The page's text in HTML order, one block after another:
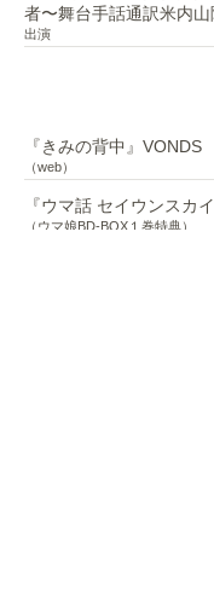
者〜舞台手話通訳米内山
出演
『きみの背中』VONDS
（web）
『ウマ話 セイウンスカイ
（ウマ娘BD-BOX１巻特典）